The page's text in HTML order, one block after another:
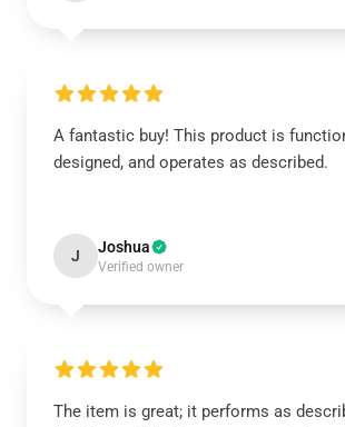
A fantastic buy! This product is
designed, and operates as described.
J Joshua
Verified owner
The item is great; it performs as